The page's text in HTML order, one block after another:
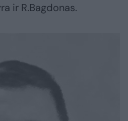
ir R.Bagdonas.